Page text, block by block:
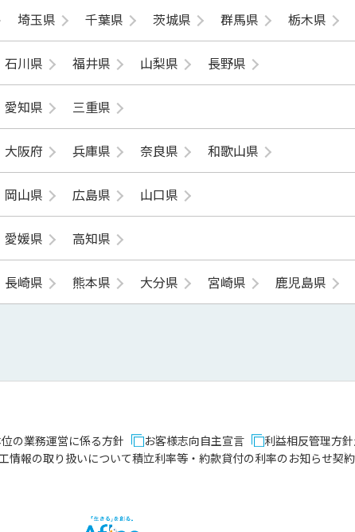
埼玉県 千葉県 茨城県 群馬県 栃木県
石川県 福井県 山梨県 長野県
愛知県 三重県
大阪府 兵庫県 奈良県 和歌山県
岡山県 広島県 山口県
愛媛県 高知県
長崎県 熊本県 大分県 宮崎県 鹿児島県
の業務運営に係る方針 お客様志向自主宣言 利益相反管理方針
情報の取り扱いについて積立利率等・約款貸付の利率のお知らせ契